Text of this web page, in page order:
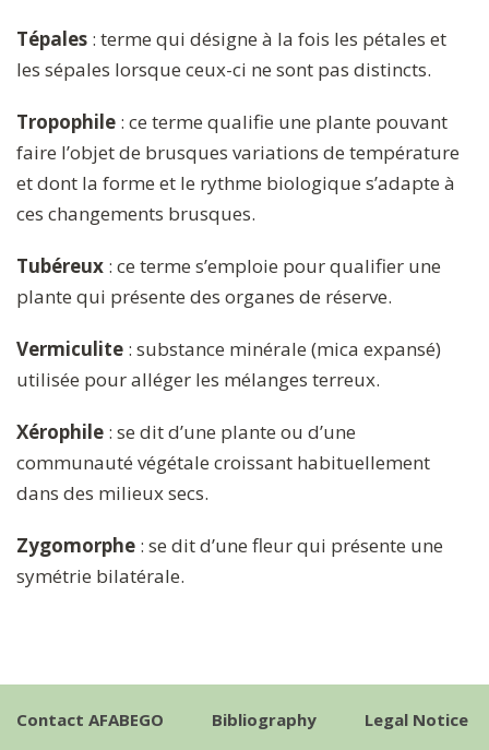
Tépales : terme qui désigne à la fois les pétales et
les sépales lorsque ceux-ci ne sont pas distincts.
Tropophile : ce terme qualifie une plante pouvant
faire l’objet de brusques variations de température
et dont la forme et le rythme biologique s’adapte à
ces changements brusques.
Tubéreux : ce terme s’emploie pour qualifier une
plante qui présente des organes de réserve.
Vermiculite : substance minérale (mica expansé)
utilisée pour alléger les mélanges terreux.
Xérophile : se dit d’une plante ou d’une
communauté végétale croissant habituellement
dans des milieux secs.
Zygomorphe : se dit d’une fleur qui présente une
symétrie bilatérale.
Contact AFABEGO Bibliography Legal Notice